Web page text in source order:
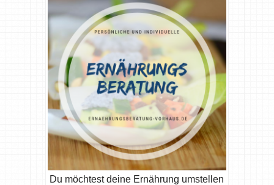
Du möchtest deine Ernährung umstellen